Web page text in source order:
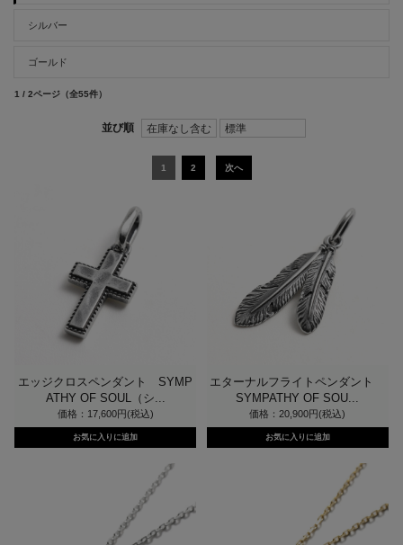
シルバー
ゴールド
1 / 2ページ （全55件）
1 2 次へ
エッジクロスペンダント SYMP
ATHY OF SOUL（シ...
価格：17,600円(税込)
エターナルフライトペンダント
SYMPATHY OF SOU...
価格：20,900円(税込)